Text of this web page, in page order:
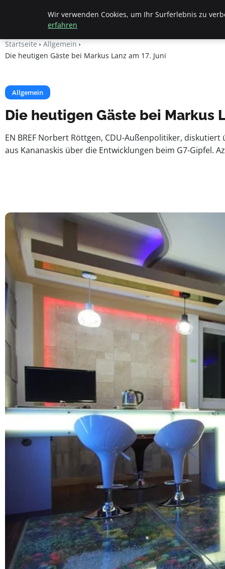
Beyond Surface
Startseite
Allgemein
Die heutigen Gäste bei Markus Lanz am 17. Juni
Allgemein
Die heutigen Gäste bei Markus
EN BREF Norbert Röttgen, CDU-Außenpolitiker,
aus Kananaskis über die Entwicklungen beim G7-Gipfel.
Wir verwenden Cookies, um Ihr Surferlebnis zu
erfahren